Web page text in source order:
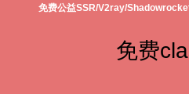
免费公益SSR/V2ray/
免费